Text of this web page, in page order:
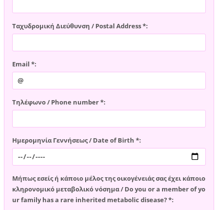
Ταχυδρομική Διεύθυνση / Postal Address *:
Email *:
Τηλέφωνο / Phone number *:
Ημερομηνία Γεννήσεως / Date of Birth *:
Μήπως εσείς ή κάποιο μέλος της οικογένειάς σας έχει κάποιο
κληρονομικό μεταβολικό νόσημα / Do you or a member of yo
ur family has a rare inherited metabolic disease? *: